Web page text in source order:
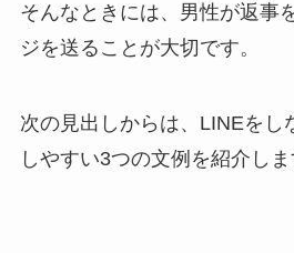
そんなときには、男性が返事
ジを送ることが大切です。
次の見出しからは、LINEをし
しやすい3つの文例を紹介しま